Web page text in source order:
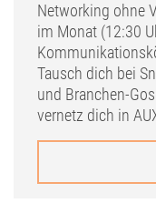
Networking ohne
im Monat (12:30
Tausch dich bei
und Branchen-
vernetz dich in